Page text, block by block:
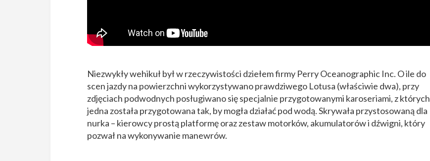
Niezwykły wehikuł był w rzeczywistości dziełem firmy Perry Oceanographic Inc. O ile do
scen jazdy na powierzchni wykorzystywano prawdziwego Lotusa (właściwie dwa), przy
zdjęciach podwodnych posługiwano się specjalnie przygotowanymi karoseriami, z których
jedna została przygotowana tak, by mogła działać pod wodą. Skrywała przystosowaną dla
nurka – kierowcy prostą platformę oraz zestaw motorków, akumulatorów i dźwigni, który
pozwał na wykonywanie manewrów.